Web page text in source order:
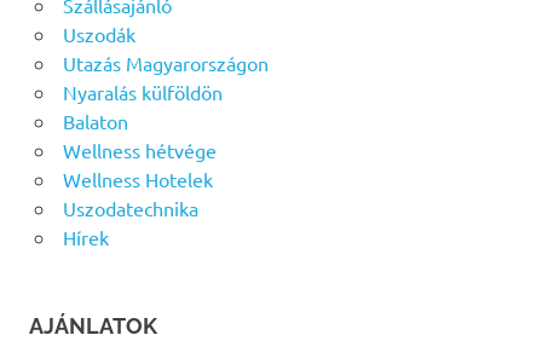
Szállásajánló
Uszodák
Utazás Magyarországon
Nyaralás külföldön
Balaton
Wellness hétvége
Wellness Hotelek
Uszodatechnika
Hírek
AJÁNLATOK